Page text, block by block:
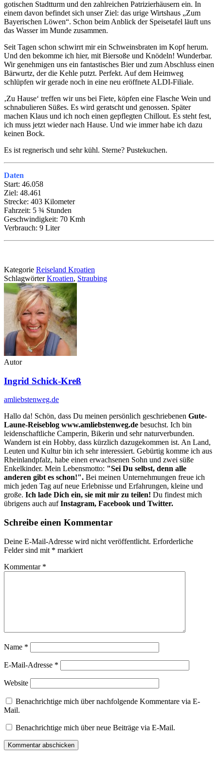
gotischen Stadtturm und den zahlreichen Patrizierhäusern ein. In
einem davon befindet sich unser Ziel: das urige Wirtshaus „Zum
Bayerischen Löwen“. Schon beim Anblick der Speisetafel läuft uns
das Wasser im Munde zusammen.
Seit Tagen schon schwirrt mir ein Schweinsbraten im Kopf herum.
Und den bekomme ich hier, mit Biersoße und Knödeln! Wunderbar.
Wir genehmigen uns ein fantastisches Bier und zum Abschluss einen
Bärwurtz, der die Kehle putzt. Perfekt. Auf dem Heimweg
schlüpfen wir gerade noch in eine neu eröffnete ALDI-Filiale.
‚Zu Hause‘ treffen wir uns bei Fiete, köpfen eine Flasche Wein und
schnabulieren Süßes. Es wird geratscht und genossen. Später
machen Klaus und ich noch einen gepflegten Chillout. Es steht fest,
ich muss jetzt wieder nach Hause. Und wie immer habe ich dazu
keinen Bock.
Es ist regnerisch und sehr kühl. Sterne? Pustekuchen.
Daten
Start: 46.058
Ziel: 48.461
Strecke: 403 Kilometer
Fahrzeit: 5 ¾ Stunden
Geschwindigkeit: 70 Kmh
Verbrauch: 9 Liter
Kategorie Reiseland Kroatien
SchlagwörterKroatien, Straubing
Autor
Ingrid Schick-Kreß
amliebstenweg.de
Hallo da! Schön, dass Du meinen persönlich geschriebenen Gute-
Laune-Reiseblog www.amliebstenweg.de besuchst. Ich bin
leidenschaftliche Camperin, Bikerin und sehr naturverbunden.
Wandern ist ein Hobby, dass kürzlich dazugekommen ist. An Land,
Leuten und Kultur bin ich sehr interessiert. Gebürtig komme ich aus
Rheinlandpfalz, habe einen erwachsenen Sohn und zwei süße
Enkelkinder. Mein Lebensmotto: "Sei Du selbst, denn alle
anderen gibt es schon!". Bei meinen Unternehmungen freue ich
mich jeden Tag auf neue Erlebnisse und Erfahrungen, kleine und
große. Ich lade Dich ein, sie mit mir zu teilen! Du findest mich
übrigens auch aufInstagram, Facebook und Twitter.
Schreibe einen Kommentar
Deine E-Mail-Adresse wird nicht veröffentlicht. Erforderliche
Felder sind mit * markiert
Kommentar *
Name *
E-Mail-Adresse *
Website
Benachrichtige mich über nachfolgende Kommentare via E-
Mail.
Benachrichtige mich über neue Beiträge via E-Mail.